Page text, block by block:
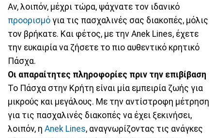
Αν, λοιπόν, μέχρι τώρα, ψάχνατε τον ιδανικό
προορισμό για τις πασχαλινές σας διακοπές, μόλις
τον βρήκατε. Και φέτος, με την Anek Lines, έχετε
την ευκαιρία να ζήσετε το πιο αυθεντικό κρητικό
Πάσχα.
Οι απαραίτητες πληροφορίες πριν την επιβίβαση
Το Πάσχα στην Κρήτη είναι μία εμπειρία ζωής για
μικρούς και μεγάλους. Με την αντίστροφη μέτρηση
για τις πασχαλινές διακοπές να έχει ξεκινήσει,
λοιπόν, η Anek Lines, αναγνωρίζοντας τις ανάγκες